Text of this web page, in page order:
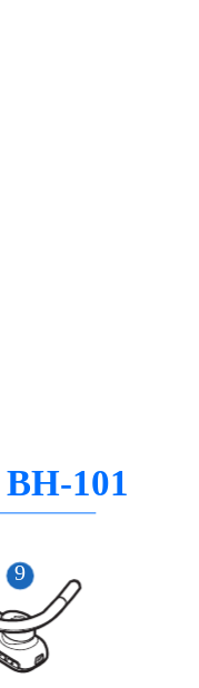
101
9